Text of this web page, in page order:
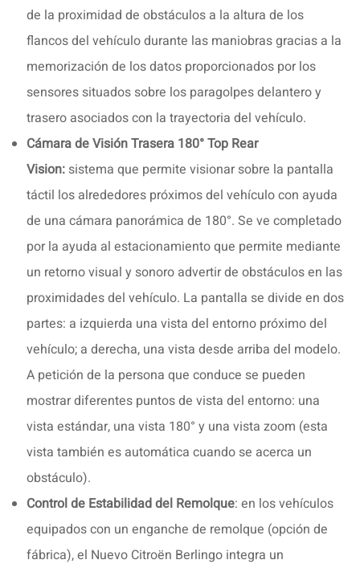
de la proximidad de obstáculos a la altura de los
flancos del vehículo durante las maniobras gracias a la
memorización de los datos proporcionados por los
sensores situados sobre los paragolpes delantero y
trasero asociados con la trayectoria del vehículo.
Cámara de Visión Trasera 180° Top Rear
Vision: sistema que permite visionar sobre la pantalla
táctil los alrededores próximos del vehículo con ayuda
de una cámara panorámica de 180°. Se ve completado
por la ayuda al estacionamiento que permite mediante
un retorno visual y sonoro advertir de obstáculos en las
proximidades del vehículo. La pantalla se divide en dos
partes: a izquierda una vista del entorno próximo del
vehículo; a derecha, una vista desde arriba del modelo.
A petición de la persona que conduce se pueden
mostrar diferentes puntos de vista del entorno: una
vista estándar, una vista 180° y una vista zoom (esta
vista también es automática cuando se acerca un
obstáculo).
Control de Estabilidad del Remolque: en los vehículos
equipados con un enganche de remolque (opción de
fábrica), el Nuevo Citroën Berlingo integra un